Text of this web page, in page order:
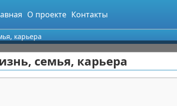
О проекте Контакты
карьера
семья, карьера